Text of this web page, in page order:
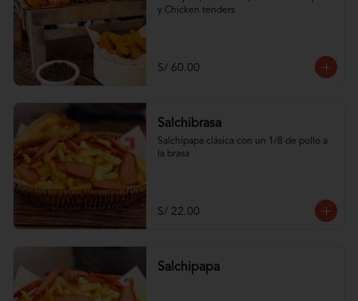
y Chicken tenders
S/ 60.00
Salchibrasa
Salchipapa clásica con un 1/8 de pollo a
la brasa
S/ 22.00
Salchipapa